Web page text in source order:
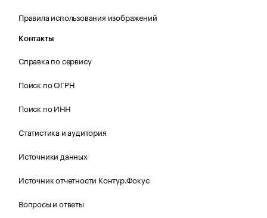
Правила использования изображений
Контакты
Справка по сервису
Поиск по ОГРН
Поиск по ИНН
Статистика и аудитория
Источники данных
Источник отчетности Контур.Фокус
Вопросы и ответы